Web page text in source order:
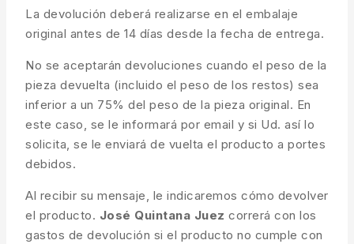
La devolución deberá realizarse en el embalaje
original antes de 14 días desde la fecha de entrega.
No se aceptarán devoluciones cuando el peso de la
pieza devuelta (incluido el peso de los restos) sea
inferior a un 75% del peso de la pieza original. En
este caso, se le informará por email y si Ud. así lo
solicita, se le enviará de vuelta el producto a portes
debidos.
Al recibir su mensaje, le indicaremos cómo devolver
el producto. José Quintana Juez correrá con los
gastos de devolución si el producto no cumple con